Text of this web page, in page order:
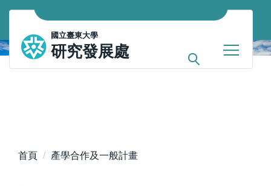
跳
主
要
內
國立臺東大學
研究發展處
首頁 產學合作及一般計畫